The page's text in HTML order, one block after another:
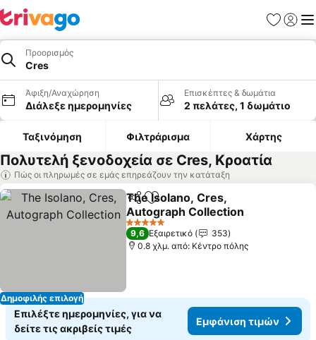
Προορισμός
Cres
Άφιξη/Αναχώρηση
Διάλεξε ημερομηνίες
Επισκέπτες & δωμάτια
2 πελάτες, 1 δωμάτιο
Ταξινόμηση Φιλτράρισμα Χάρτης
Πολυτελή ξενοδοχεία σε Cres, Κροατία
Πώς οι πληρωμές σε εμάς επηρεάζουν την κατάταξη
Δημοφιλής επιλογή
Κοινοποίηση
Προσθήκη στα αγαπημένα
The Isolano, Cres,
Autograph Collection
Εμφάνιση τιμών
5 Αστέρια
9,6 Εξαιρετικό
353
0.8 χλμ. από: Κέντρο πόλης
Επιλέξτε ημερομηνίες, για να
δείτε τις ακριβείς τιμές
Εμφάνιση τιμών